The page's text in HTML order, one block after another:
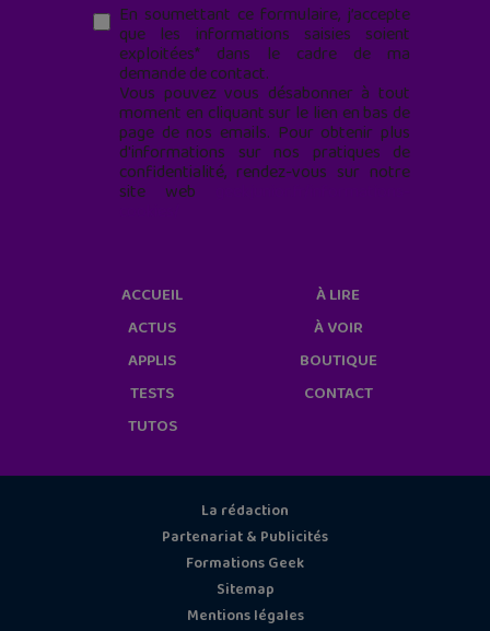
En soumettant ce formulaire, j’accepte
que les informations saisies soient
exploitées* dans le cadre de ma
demande de contact.
Vous pouvez vous désabonner à tout
moment en cliquant sur le lien en bas de
page de nos emails. Pour obtenir plus
d'informations sur nos pratiques de
confidentialité, rendez-vous sur notre
site web
ACCUEIL
ACTUS
APPLIS
TESTS
TUTOS
À LIRE
À VOIR
BOUTIQUE
CONTACT
La rédaction
Partenariat & Publicités
Formations Geek
Sitemap
Mentions légales